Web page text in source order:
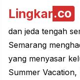
Lingkar.co
dan jeda tengah
Semarang
yang menyasar
Summer